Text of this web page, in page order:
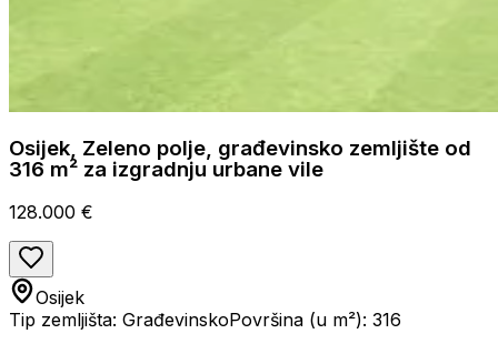
Osijek, Zeleno polje, građevinsko zemljište od
316 m² za izgradnju urbane vile
128.000 €
Osijek
Tip zemljišta: GrađevinskoPovršina (u m²): 316